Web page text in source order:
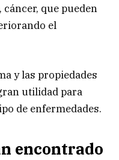
que pueden
el
y las propiedades
utilidad para
de enfermedades.
encontrado